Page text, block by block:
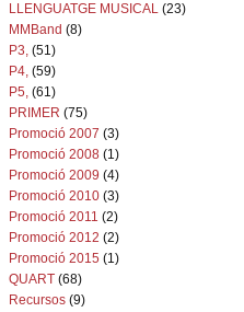
LLENGUATGE MUSICAL (23)
MMBand (8)
P3, (51)
P4, (59)
P5, (61)
PRIMER (75)
Promoció 2007 (3)
Promoció 2008 (1)
Promoció 2009 (4)
Promoció 2010 (3)
Promoció 2011 (2)
Promoció 2012 (2)
Promoció 2015 (1)
QUART (68)
Recursos (9)